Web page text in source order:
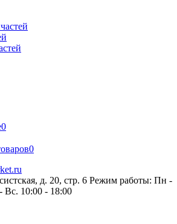
0
0
д. 20, стр. 6 Режим работы: Пн -
Вс. 10:00 - 18:00